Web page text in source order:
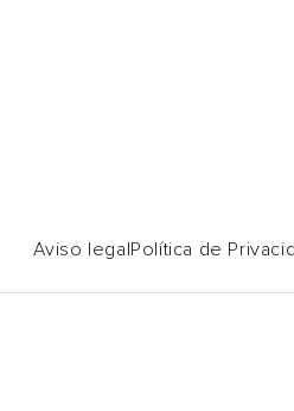
Aviso legalPolítica de